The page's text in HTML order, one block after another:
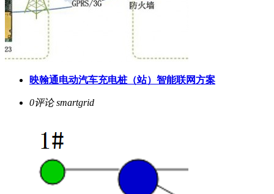
映翰通电动汽车充电桩（站）智能联网方案
0评论smartgrid